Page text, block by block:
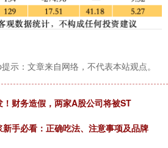
示：文章来自网络，不代表本站观点。
财务造假，两家A股公司将被ST
手必看：正确吃法、注意事项及品牌